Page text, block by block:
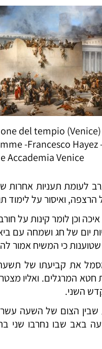
del tempio
-Francesco Hayez
Accademia Venice
תעניות אחרות
הרצפה, ואיסור על לימוד
וכן לומר קינות על
יום של חג ושמחה עם
שטוענות כי המשיח אמור
את קביעתו של
המרגלים. ואליו
השני.
הצום של השעה
באב שבו נחרבו